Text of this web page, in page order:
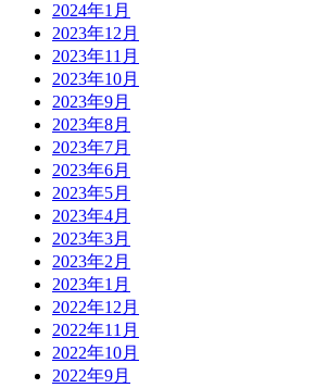
2024年1月
2023年12月
2023年11月
2023年10月
2023年9月
2023年8月
2023年7月
2023年6月
2023年5月
2023年4月
2023年3月
2023年2月
2023年1月
2022年12月
2022年11月
2022年10月
2022年9月